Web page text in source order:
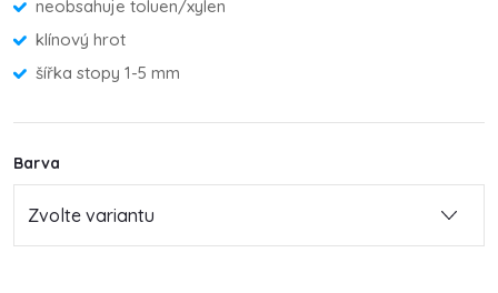
neobsahuje toluen/xylen
klínový hrot
šířka stopy 1-5 mm
Barva